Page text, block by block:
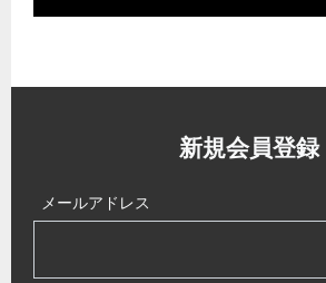
新規会員登録
メールアドレス